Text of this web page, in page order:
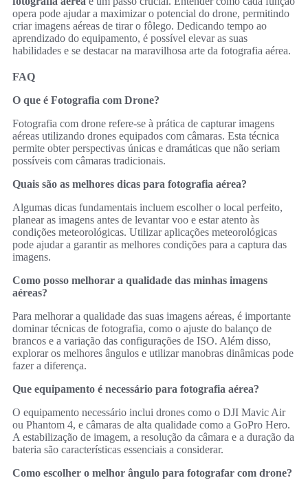
opera pode ajudar a maximizar o potencial do drone, permitindo
criar imagens aéreas de tirar o fôlego. Dedicando tempo ao
aprendizado do equipamento, é possível elevar as suas
habilidades e se destacar na maravilhosa arte da fotografia aérea.
FAQ
O que é Fotografia com Drone?
Fotografia com drone refere-se à prática de capturar imagens
aéreas utilizando drones equipados com câmaras. Esta técnica
permite obter perspectivas únicas e dramáticas que não seriam
possíveis com câmaras tradicionais.
Quais são as melhores dicas para fotografia aérea?
Algumas dicas fundamentais incluem escolher o local perfeito,
planear as imagens antes de levantar voo e estar atento às
condições meteorológicas. Utilizar aplicações meteorológicas
pode ajudar a garantir as melhores condições para a captura das
imagens.
Como posso melhorar a qualidade das minhas imagens
aéreas?
Para melhorar a qualidade das suas imagens aéreas, é importante
dominar técnicas de fotografia, como o ajuste do balanço de
brancos e a variação das configurações de ISO. Além disso,
explorar os melhores ângulos e utilizar manobras dinâmicas pode
fazer a diferença.
Que equipamento é necessário para fotografia aérea?
O equipamento necessário inclui drones como o DJI Mavic Air
ou Phantom 4, e câmaras de alta qualidade como a GoPro Hero.
A estabilização de imagem, a resolução da câmara e a duração da
bateria são características essenciais a considerar.
Como escolher o melhor ângulo para fotografar com drone?